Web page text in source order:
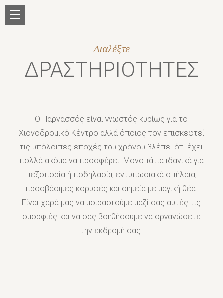
Διαλέξτε
ΔΡΑΣΤΗΡΙΟΤΗΤΕΣ
Ο Παρνασσός είναι γνωστός κυρίως για το
Χιονοδρομικό Κέντρο αλλά όποιος τον επισκεφτεί
τις υπόλοιπες εποχές του χρόνου βλέπει ότι έχει
πολλά ακόμα να προσφέρει. Μονοπάτια ιδανικά για
πεζοπορία ή ποδηλασία, εντυπωσιακά σπήλαια,
προσβάσιμες κορυφές και σημεία με μαγική θέα.
Είναι χαρά μας να μοιραστούμε μαζί σας αυτές τις
ομορφιές και να σας βοηθήσουμε να οργανώσετε
την εκδρομή σας.